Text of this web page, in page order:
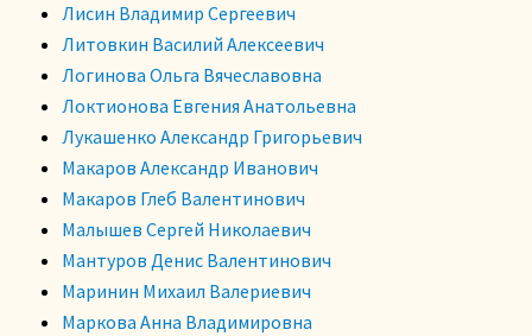
Лисин Владимир Сергеевич
Литовкин Василий Алексеевич
Логинова Ольга Вячеславовна
Локтионова Евгения Анатольевна
Лукашенко Александр Григорьевич
Макаров Александр Иванович
Макаров Глеб Валентинович
Малышев Сергей Николаевич
Мантуров Денис Валентинович
Маринин Михаил Валериевич
Маркова Анна Владимировна